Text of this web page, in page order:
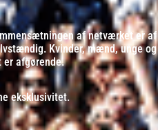
af netværket er af
Kvinder, mænd, unge og
afgørende.
eksklusivitet.